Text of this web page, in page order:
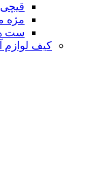
قیچی
مژه
ست
کیف لوازم